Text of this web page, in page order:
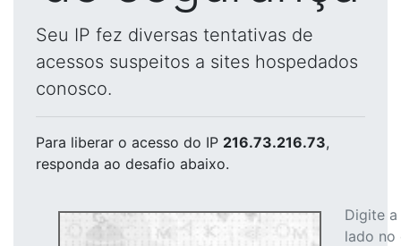
Seu IP fez diversas tentativas de
acessos suspeitos a sites hospedados
conosco.
Para liberar o acesso do IP 216.73.216.73,
responda ao desafio abaixo.
Digite
lado no